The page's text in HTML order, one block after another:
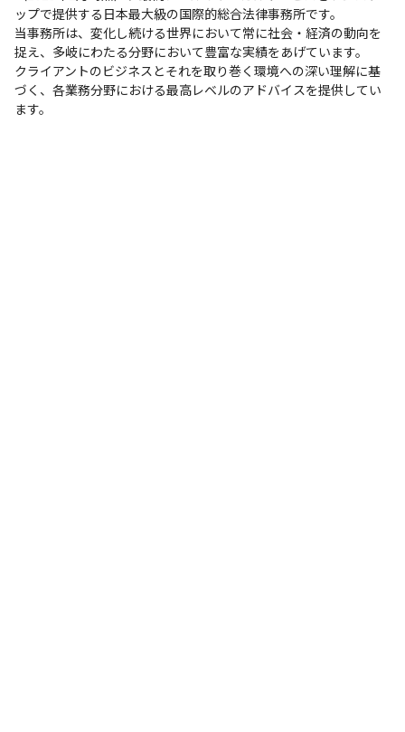
ップで提供する日本最大級の国際的総合法律事務所です。
当事務所は、変化し続ける世界において常に社会・経済の動向を
捉え、多岐にわたる分野において豊富な実績をあげています。
クライアントのビジネスとそれを取り巻く環境への深い理解に基
づく、各業務分野における最高レベルのアドバイスを提供してい
ます。